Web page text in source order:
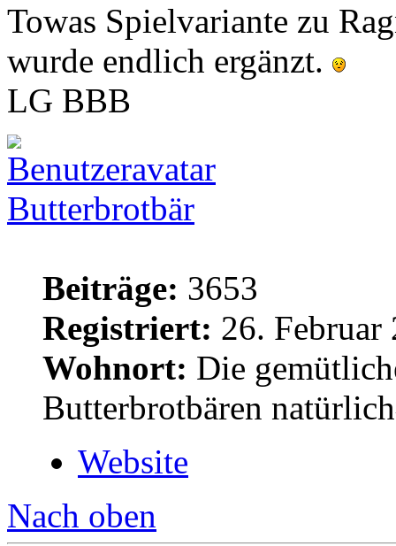
Towas Spielvariante zu
wurde endlich ergänzt.
LG BBB
Butterbrotbär
Beiträge: 3653
Registriert: 26. Februar
Wohnort: Die
Butterbrotbären
Website
Nach oben